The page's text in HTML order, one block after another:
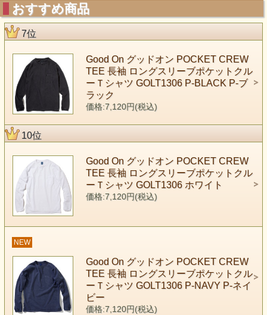
おすすめ商品
7位
Good On グッドオン POCKET CREW
TEE 長袖 ロングスリーブポケットクル
ーＴシャツ GOLT1306 P-BLACK P-ブ
ラック
価格:7,120円(税込)
10位
Good On グッドオン POCKET CREW
TEE 長袖 ロングスリーブポケットクル
ーＴシャツ GOLT1306 ホワイト
価格:7,120円(税込)
NEW
Good On グッドオン POCKET CREW
TEE 長袖 ロングスリーブポケットクル
ーＴシャツ GOLT1306 P-NAVY P-ネイ
ビー
価格:7,120円(税込)